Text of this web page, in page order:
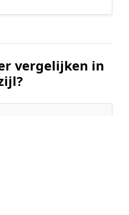
vergelijken in